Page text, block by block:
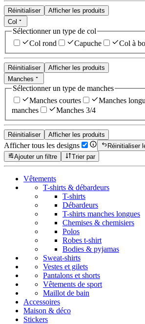
Réinitialiser
Afficher les produits
Col
Sélectionner un type de col
Col rond
Capuche Col à
Réinitialiser
Afficher les produits
Manches
Sélectionner un type de manches
Manches courtes
Manches
manches
Manches 3/4
Réinitialiser Afficher les produits
Afficher tous les designs
Réinitialiser
Ajouter un filtre
Trier par
Vêtements
T-shirts & débardeurs
T-shirts
Débardeurs
T-shirts manches longues
Chemises & chemisiers
Polos
Robes t-shirt
Bodies & pyjamas
Sweat-shirts
Vestes et gilets
Pantalons et shorts
Vêtements de sport
Maillot de bain
Accessoires
Maison & déco
Stickers